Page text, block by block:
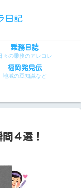
日記
乗務日誌
々の乗務のアレコレ
福岡発見伝
地域の豆知識など
４選！